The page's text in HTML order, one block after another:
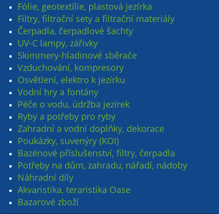
Fólie, geotextílie, plastová jezírka
Filtry, filtrační sety a filtrační materiály
Čerpadla, čerpadlové šachty
UV-C lampy, zářivky
Skimmery-hladinové sběrače
Vzduchování, kompresory
Osvětlení, elektro k jezírku
Vodní hry a fontány
Péče o vodu, údržba jezírek
Ryby a potřeby pro ryby
Zahradní a vodní doplňky, dekorace
Poukázky, suvenýry (KOI)
Bazénové příslušenství, filtry, čerpadla
Potřeby na dům, zahradu, nářadí, nádoby
Náhradní díly
Akvaristika, teraristika Oase
Bazarové zboží